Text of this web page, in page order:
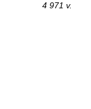
4 971 v.